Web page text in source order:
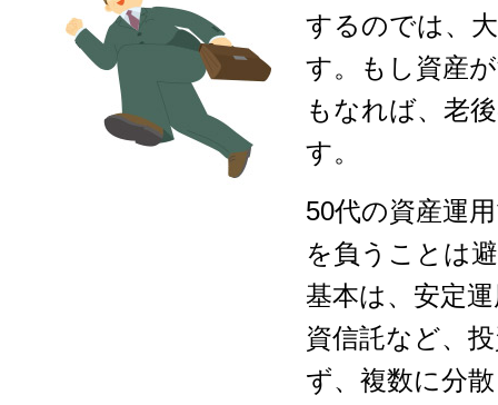
するのでは、
す。もし資産
もなれば、老
す。
50代の資産運
を負うことは
基本は、安定
資信託など、
ず、複数に分